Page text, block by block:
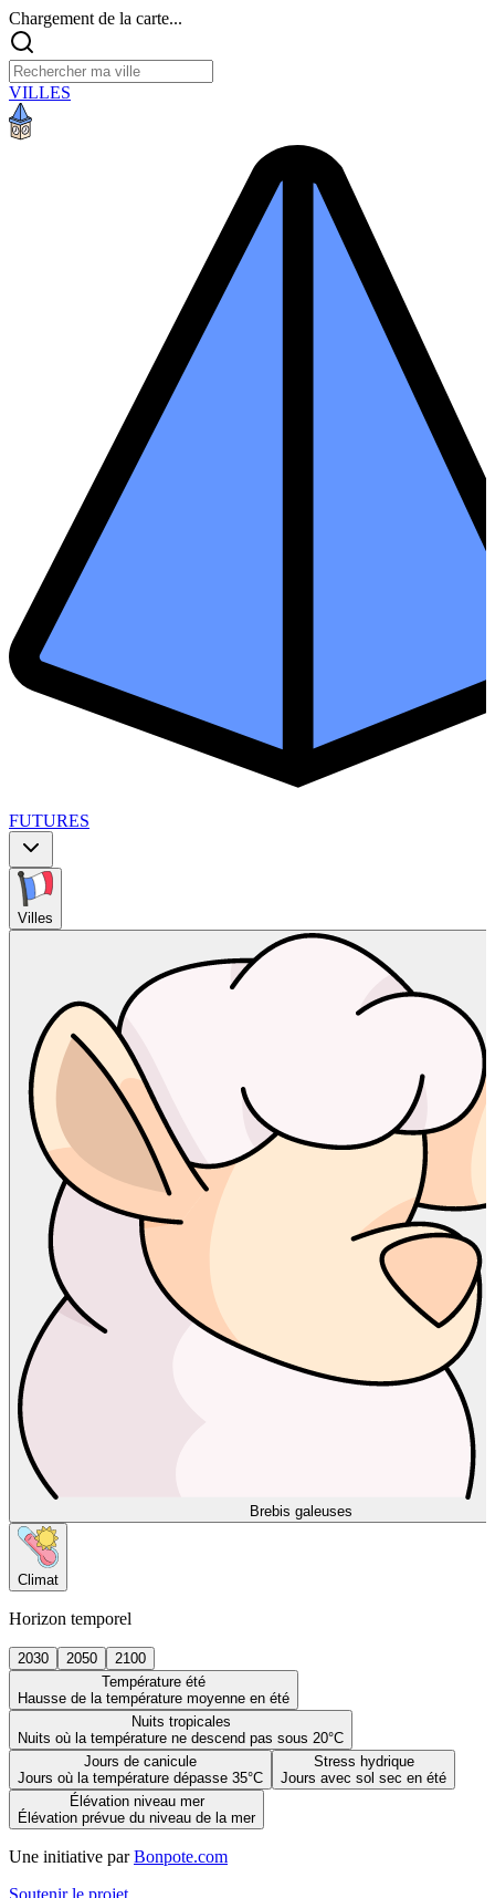
Chargement de la carte...
VILLES
FUTURES
Villes
Brebis galeuses
Climat
Horizon temporel
2030 2050
2100
Température été
Hausse de la température moyenne en été
Nuits tropicales
Nuits où la température ne descend pas sous 20°C
Jours de canicule
Jours où la température dépasse 35°C
Stress hydrique
Jours avec sol sec en été
Élévation niveau mer
Élévation prévue du niveau de la mer
Une initiative par Bonpote.com
Soutenir le projet